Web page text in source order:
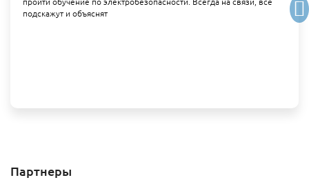
подскажут и объяснят
Партнеры